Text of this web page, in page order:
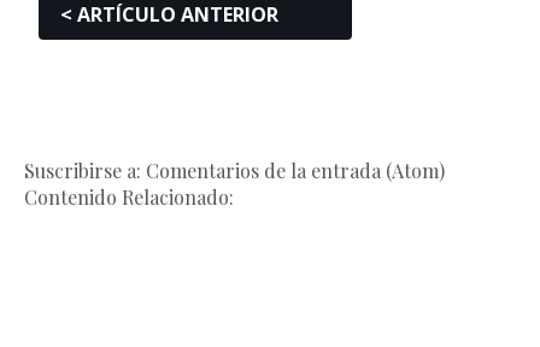
< ARTÍCULO ANTERIOR
Suscribirse a: Comentarios de la entrada (Atom)
Contenido Relacionado: